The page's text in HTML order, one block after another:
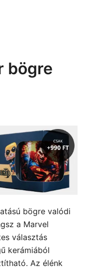
bögre
bögre valódi
a Marvel
választás
kerámiából
Az élénk